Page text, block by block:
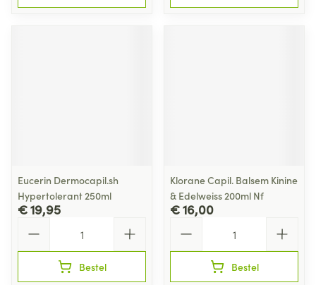
Eucerin Dermocapil.sh
Hypertolerant 250ml
€ 19,95
Bestel
Klorane Capil. Balsem Kinine
& Edelweiss 200ml Nf
€ 16,00
Bestel